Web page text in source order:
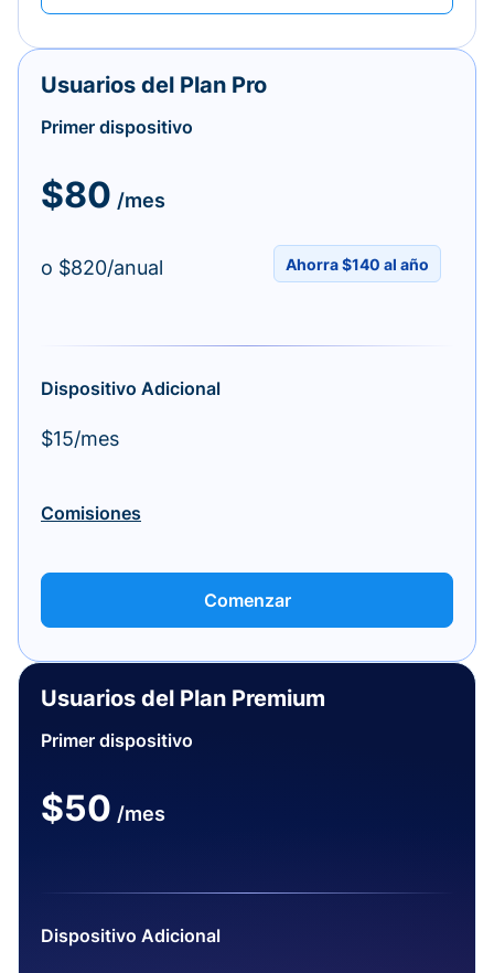
Usuarios del Plan Pro
Primer dispositivo
$80 /mes
o $820/anual Ahorra $140 al año
Dispositivo Adicional
$15/mes
Comisiones
Comenzar
Usuarios del Plan Premium
Primer dispositivo
$50 /mes
Dispositivo Adicional